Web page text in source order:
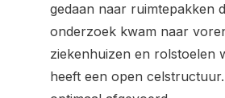
gedaan naar ruimtepakken
onderzoek kwam naar
ziekenhuizen en rolstoelen
heeft een open